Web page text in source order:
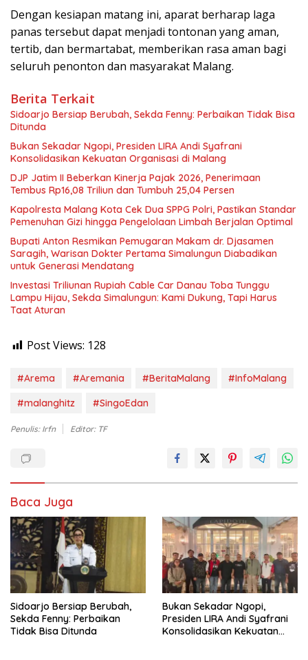
Dengan kesiapan matang ini, aparat berharap laga
panas tersebut dapat menjadi tontonan yang aman,
tertib, dan bermartabat, memberikan rasa aman bagi
seluruh penonton dan masyarakat Malang.
Berita Terkait
Sidoarjo Bersiap Berubah, Sekda Fenny: Perbaikan Tidak Bisa
Ditunda
Bukan Sekadar Ngopi, Presiden LIRA Andi Syafrani
Konsolidasikan Kekuatan Organisasi di Malang
DJP Jatim II Beberkan Kinerja Pajak 2026, Penerimaan
Tembus Rp16,08 Triliun dan Tumbuh 25,04 Persen
Kapolresta Malang Kota Cek Dua SPPG Polri, Pastikan Standar
Pemenuhan Gizi hingga Pengelolaan Limbah Berjalan Optimal
Bupati Anton Resmikan Pemugaran Makam dr. Djasamen
Saragih, Warisan Dokter Pertama Simalungun Diabadikan
untuk Generasi Mendatang
Investasi Triliunan Rupiah Cable Car Danau Toba Tunggu
Lampu Hijau, Sekda Simalungun: Kami Dukung, Tapi Harus
Taat Aturan
Post Views: 128
#Arema #Aremania #BeritaMalang
#InfoMalang
#malanghitz
#SingoEdan
Penulis: Irfn Editor: TF
Baca Juga
Sidoarjo Bersiap Berubah,
Sekda Fenny: Perbaikan
Tidak Bisa Ditunda
Bukan Sekadar Ngopi,
Presiden LIRA Andi Syafrani
Konsolidasikan Kekuatan